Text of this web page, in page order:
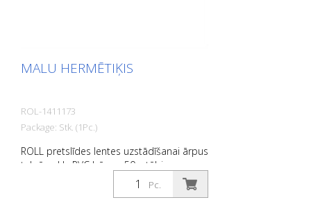
MALU HERMĒTIĶIS
ROL-1411173
Package: Stk. (1Pc.)
ROLL pretslīdes lentes uzstādīšanai ārpus
telpām. Uz PVC bāzes. 50 g tūbiņa ar
Pc.